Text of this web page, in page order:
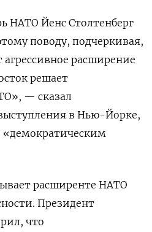
НАТО Йенс Столтенберг
поводу, подчеркивая,
расширение
решает
— сказал
в Нью-Йорке,
«демократическим
расширенте НАТО
Президент
что